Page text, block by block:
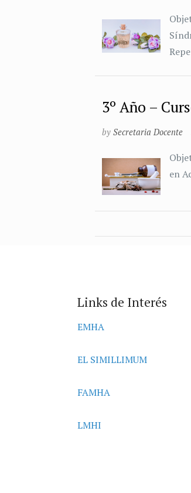
3º Año –
bySecretaria Docente
en
Links de Interés
EMHA
EL SIMILLIMUM
FAMHA
LMHI